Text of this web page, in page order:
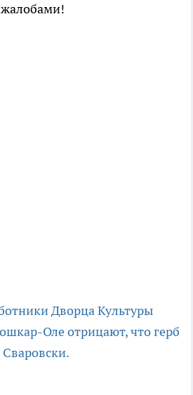
Дворца Культуры
Оле отрицают, что герб